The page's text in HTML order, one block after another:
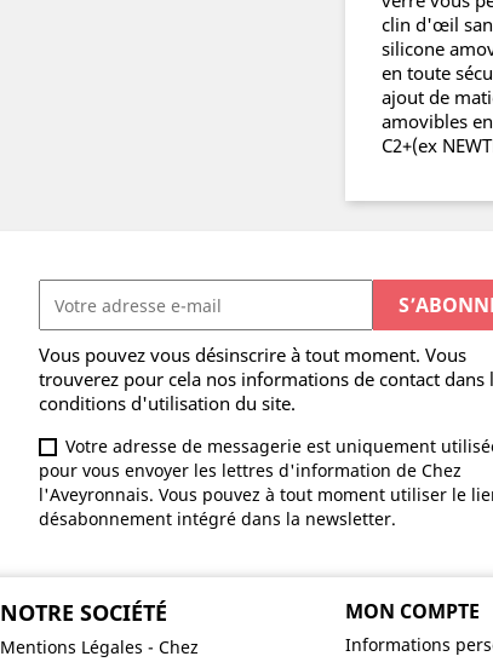
clin d'œil
silicone
en toute
ajout de
amovibles
C2+(ex
Vous pouvez vous désinscrire à tout moment. Vous
trouverez pour cela nos informations de contact dans
conditions d'utilisation du site.
Votre adresse de messagerie est uniquement
pour vous envoyer les lettres d'information de Chez
l'Aveyronnais. Vous pouvez à tout moment utiliser le
désabonnement intégré dans la newsletter.
NOTRE SOCIÉTÉ
Mentions Légales - Chez
MON COMPTE
Informations